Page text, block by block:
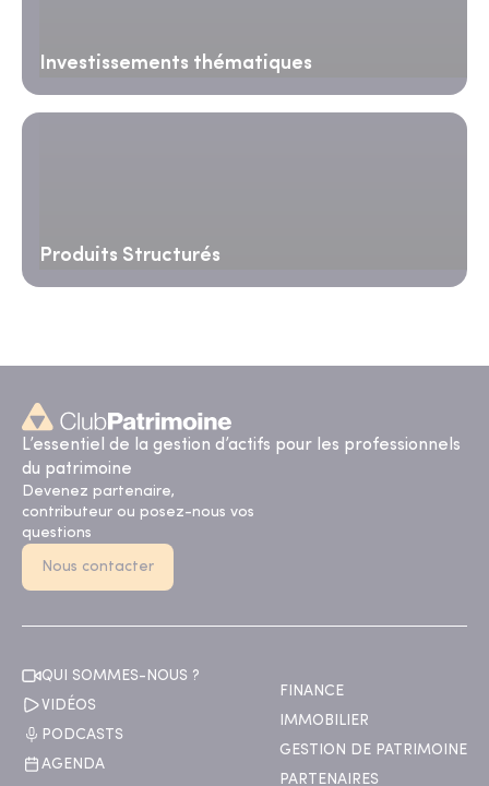
Investissements thématiques
Produits Structurés
L’essentiel de la gestion d’actifs pour les professionnels
du patrimoine
Devenez partenaire,
contributeur ou posez-nous vos
questions
Nous contacter
QUI SOMMES-NOUS ?
VIDÉOS
PODCASTS
AGENDA
FINANCE
IMMOBILIER
GESTION DE PATRIMOINE
PARTENAIRES